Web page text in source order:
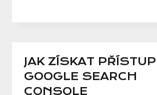
JAK ZÍSKAT
GOOGLE SEARCH
CONSOLE